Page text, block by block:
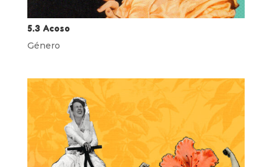
5.3 Acoso
Género